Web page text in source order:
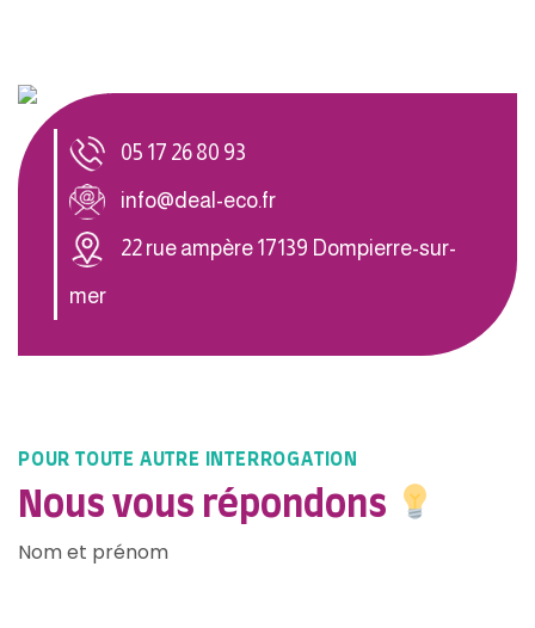
05 17 26 80 93
info@deal-eco.fr
22 rue ampère 17139 Dompierre-sur-
mer
POUR TOUTE AUTRE INTERROGATION
Nous vous répondons
Nom et prénom